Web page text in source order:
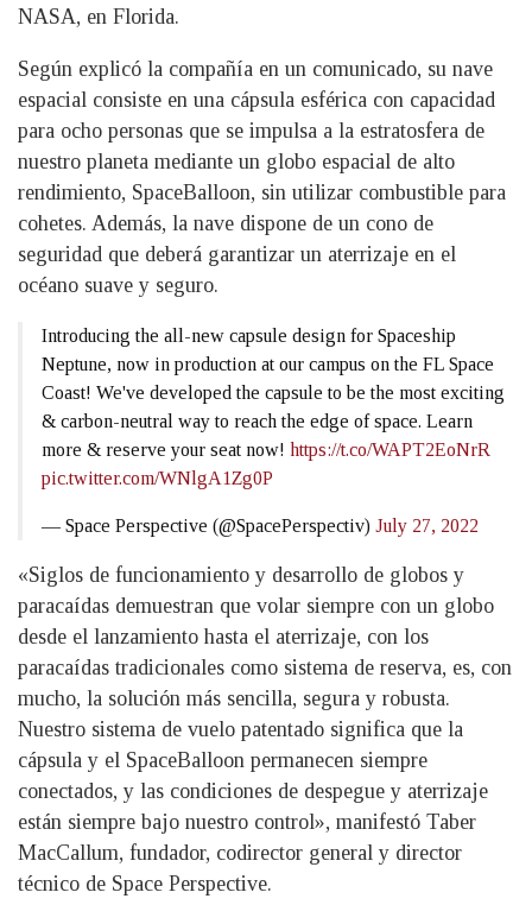
NASA, en Florida.
Según explicó la compañía en un comunicado, su nave
espacial consiste en una cápsula esférica con capacidad
para ocho personas que se impulsa a la estratosfera de
nuestro planeta mediante un globo espacial de alto
rendimiento, SpaceBalloon, sin utilizar combustible para
cohetes. Además, la nave dispone de un cono de
seguridad que deberá garantizar un aterrizaje en el
océano suave y seguro.
Introducing the all-new capsule design for Spaceship
Neptune, now in production at our campus on the FL Space
Coast! We've developed the capsule to be the most exciting
& carbon-neutral way to reach the edge of space. Learn
more & reserve your seat now! https://t.co/WAPT2EoNrR
pic.twitter.com/WNlgA1Zg0P
— Space Perspective (@SpacePerspectiv) July 27, 2022
«Siglos de funcionamiento y desarrollo de globos y
paracaídas demuestran que volar siempre con un globo
desde el lanzamiento hasta el aterrizaje, con los
paracaídas tradicionales como sistema de reserva, es, con
mucho, la solución más sencilla, segura y robusta.
Nuestro sistema de vuelo patentado significa que la
cápsula y el SpaceBalloon permanecen siempre
conectados, y las condiciones de despegue y aterrizaje
están siempre bajo nuestro control», manifestó Taber
MacCallum, fundador, codirector general y director
técnico de Space Perspective.